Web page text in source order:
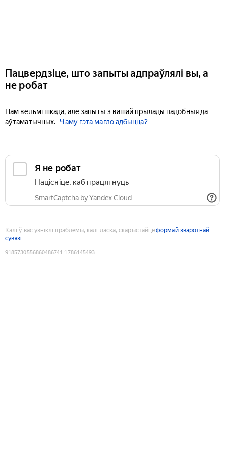
Пацвердзіце, што запыты адпраўлялі вы, а
не робат
Нам вельмі шкада, але запыты з вашай прылады падобныя да
аўтаматычных.
Чаму гэта магло адбыцца?
Я не робат
Націсніце, каб працягнуць
SmartCaptcha by Yandex Cloud
Калі ў вас узніклі праблемы, калі ласка, скарыстайцеформай зваротнай
сувязі
9185730556860486741 :1786145493